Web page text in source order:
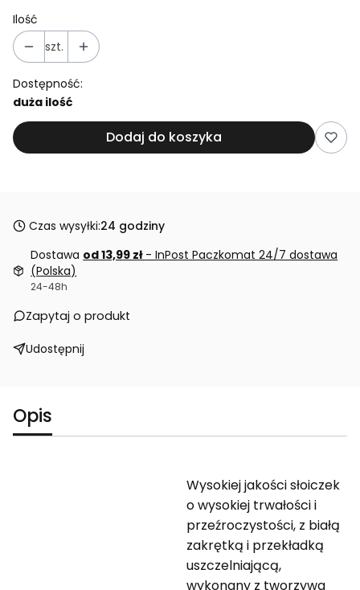
Ilość
szt.
Dostępność:
duża ilość
Dodaj do koszyka
Czas wysyłki:24 godziny
Dostawa od 13,99 zł - InPost Paczkomat 24/7 dostawa
(Polska)
24-48h
Zapytaj o produkt
Udostępnij
Opis
Wysokiej jakości słoiczek
o wysokiej trwałości i
przeźroczystości, z białą
zakrętką i przekładką
uszczelniającą,
wykonany z tworzywa